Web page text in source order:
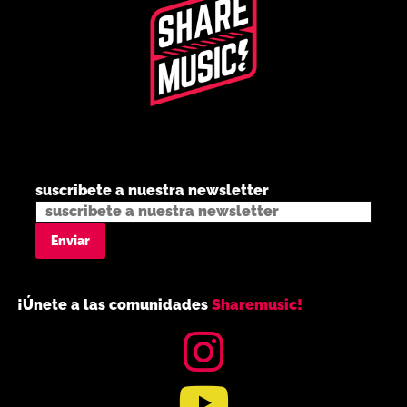
suscribete a nuestra newsletter
¡Únete a las comunidades Sharemusic!